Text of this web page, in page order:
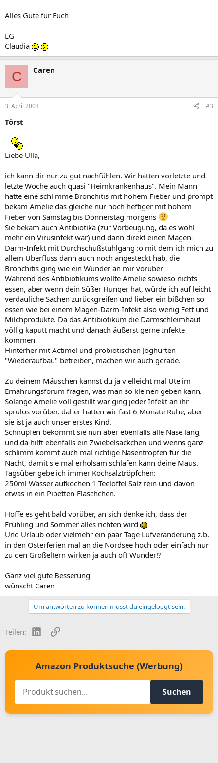
Alles Gute für Euch
LG
Claudia
C Caren
3. April 2003 #3
Törst
Liebe Ulla,
ich kann dir nur zu gut nachfühlen. Wir hatten vorletzte und
letzte Woche auch quasi "Heimkrankenhaus". Mein Mann
hatte eine schlimme Bronchitis mit hohem Fieber und prompt
bekam Amelie das gleiche nur noch heftiger mit hohem
Fieber von Samstag bis Donnerstag morgens
Sie bekam auch Antibiotika (zur Vorbeugung, da es wohl
mehr ein Virusinfekt war) und dann direkt einen Magen-
Darm-Infekt mit Durchschußstuhlgang :o mit dem ich mich zu
allem Überfluss dann auch noch angesteckt hab, die
Bronchitis ging wie ein Wunder an mir vorüber.
Während des Antibiotikums wollte Amelie sowieso nichts
essen, aber wenn dein Süßer Hunger hat, würde ich auf leicht
verdauliche Sachen zurückgreifen und lieber ein bißchen so
essen wie bei einem Magen-Darm-Infekt also wenig Fett und
Milchprodukte. Da das Antibiotikum die Darmschleimhaut
völlig kaputt macht und danach äußerst gerne Infekte
kommen.
Hinterher mit Actimel und probiotischen Joghurten
"Wiederaufbau" betreiben, machen wir auch gerade.
Zu deinem Mäuschen kannst du ja vielleicht mal Ute im
Ernährungsforum fragen, was man so kleinen geben kann.
Solange Amelie voll gestillt war ging jeder Infekt an ihr
sprulos vorüber, daher hatten wir fast 6 Monate Ruhe, aber
sie ist ja auch unser erstes Kind.
Schnupfen bekommt sie nun aber ebenfalls alle Nase lang,
und da hilft ebenfalls ein Zwiebelsäckchen und wenns ganz
schlimm kommt auch mal richtige Nasentropfen für die
Nacht, damit sie mal erholsam schlafen kann deine Maus.
Tagsüber gebe ich immer Kochsalztröpfchen:
250ml Wasser aufkochen 1 Teelöffel Salz rein und davon
etwas in ein Pipetten-Fläschchen.
Hoffe es geht bald vorüber, an sich denke ich, dass der
Frühling und Sommer alles richten wird
Und Urlaub oder vielmehr ein paar Tage Lufveränderung z.b.
in den Osterferien mal an die Nordsee hoch oder einfach nur
zu den Großeltern wirken ja auch oft Wunder!?
Ganz viel gute Besserung
wünscht Caren
Um antworten zu können musst du eingeloggt sein.
Teilen: LinkedInLink
Amazon Produktsuche (Werbung)
Suchen